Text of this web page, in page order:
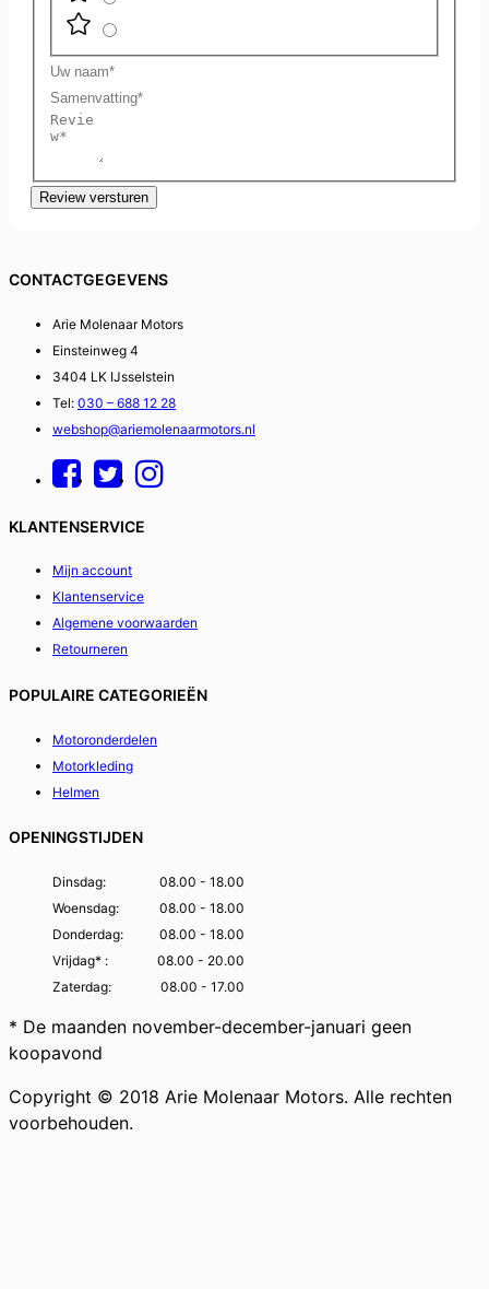
Uw
naam
Samenvatting
Review
Review versturen
CONTACTGEGEVENS
Arie Molenaar Motors
Einsteinweg 4
3404 LK IJsselstein
Tel: 030 – 688 12 28
webshop@ariemolenaarmotors.nl
KLANTENSERVICE
Mijn account
Klantenservice
Algemene voorwaarden
Retourneren
POPULAIRE CATEGORIEËN
Motoronderdelen
Motorkleding
Helmen
OPENINGSTIJDEN
Dinsdag:
08.00 - 18.00
Woensdag:
08.00 - 18.00
Donderdag:
08.00 - 18.00
Vrijdag* :
08.00 - 20.00
Zaterdag:
08.00 - 17.00
* De maanden november-december-januari geen
koopavond
Copyright © 2018 Arie Molenaar Motors. Alle rechten
voorbehouden.